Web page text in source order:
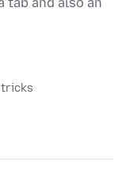
tab and also an
tricks